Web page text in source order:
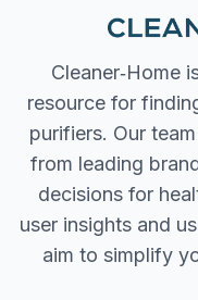
Cleaner‐Home
resource for
purifiers. Our
from leading
decisions for
user insights and
aim to simplify